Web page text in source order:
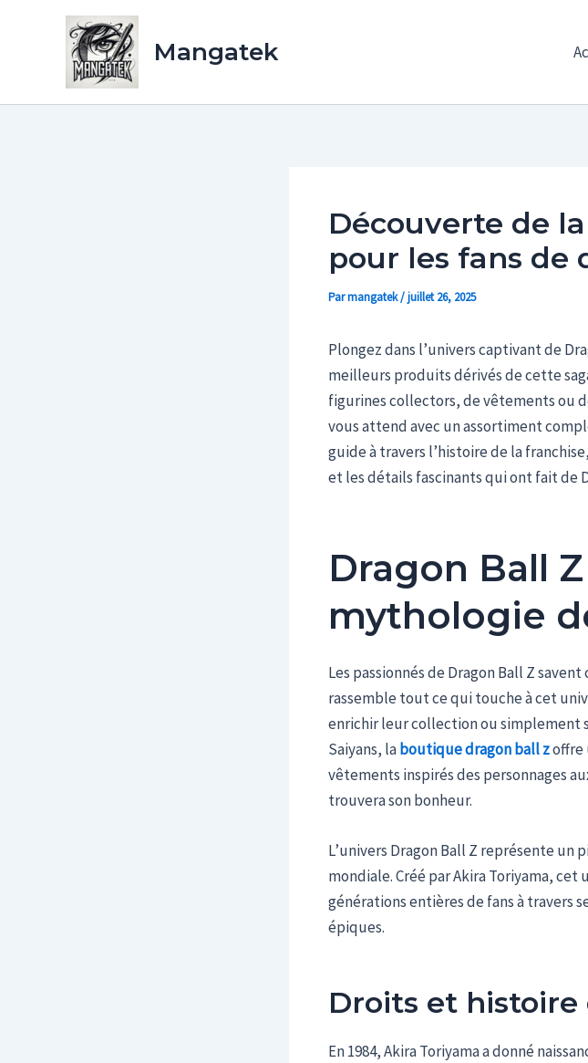
Mangatek
Découverte de
pour les fans de
Parmangatek/juillet 26, 2025
Plongez dans l’univers captivant de
meilleurs produits dérivés de cette
figurines collectors, de vêtements ou
vous attend avec un assortiment
guide à travers l’histoire de la
et les détails fascinants qui ont fait de
Dragon Ball
mythologie
Les passionnés de Dragon Ball Z
rassemble tout ce qui touche à cet
enrichir leur collection ou simplement
Saiyans, laboutique dragon ball zoffre
vêtements inspirés des personnages
trouvera son bonheur.
L’univers Dragon Ball Z représente
mondiale. Créé par Akira Toriyama,
générations entières de fans à travers
épiques.
Droits et histoire
En 1984, Akira Toriyama a donné